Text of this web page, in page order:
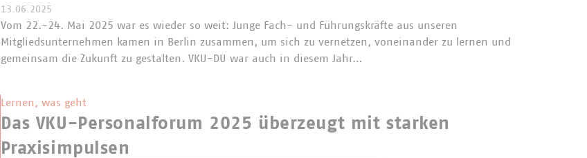
13.06.2025
Vom 22.-24. Mai 2025 war es wieder so weit: Junge Fach- und Führungskräfte aus unseren
Mitgliedsunternehmen kamen in Berlin zusammen, um sich zu vernetzen, voneinander zu lernen und
gemeinsam die Zukunft zu gestalten. VKU-DU war auch in diesem Jahr…
Lernen, was geht
Das VKU-Personalforum 2025 überzeugt mit starken
Praxisimpulsen